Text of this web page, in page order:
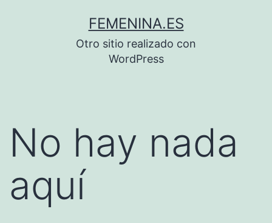
FEMENINA.ES
Otro sitio realizado con
WordPress
No hay nada
aquí